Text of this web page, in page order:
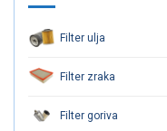
Filter ulja
Filter zraka
Filter goriva